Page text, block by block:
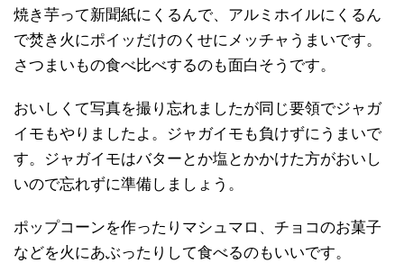
焼き芋って新聞紙にくるんで、アルミホイルにくるん
で焚き火にポイッだけのくせにメッチャうまいです。
さつまいもの食べ比べするのも面白そうです。
おいしくて写真を撮り忘れましたが同じ要領でジャガ
イモもやりましたよ。ジャガイモも負けずにうまいで
す。ジャガイモはバターとか塩とかかけた方がおいし
いので忘れずに準備しましょう。
ポップコーンを作ったりマシュマロ、チョコのお菓子
などを火にあぶったりして食べるのもいいです。